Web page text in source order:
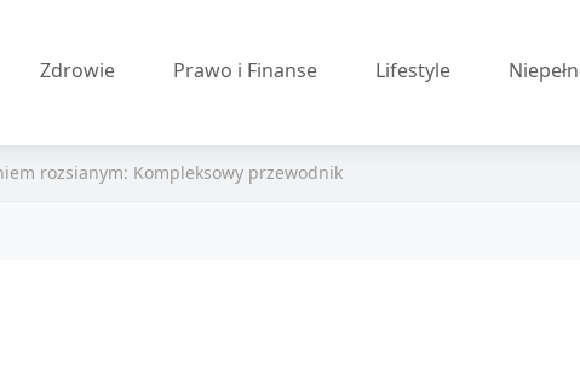
Zdrowie Prawo i Finanse Lifestyle
rozsianym: Kompleksowy przewodnik